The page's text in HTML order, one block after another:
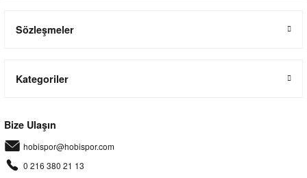
Sözleşmeler
Kategoriler
Bize Ulaşın
hobispor@hobispor.com
0 216 380 21 13